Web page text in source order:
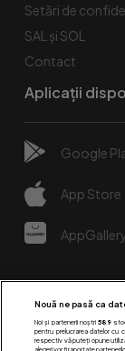
Setări de
SAL și SOL
Contact
Aplicații
Google
App Store
Nouă ne pasă ca
Noi și partenerii noștri 589
pentru prelucrarea datelor cu
respectiv vă puteți opune
alegeri vor fi raportate